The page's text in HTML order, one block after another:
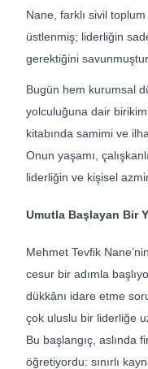
Nane, farklı sivil
üstlenmiş; liderliğin
gerektiğini savunmuştur.
Bugün hem kurumsal
yolculuğuna dair
kitabında samimi ve
Onun yaşamı,
liderliğin ve kişisel
Umutla Başlayan Bir
Mehmet Tevfik
cesur bir adımla
dükkânı idare etme
çok uluslu bir liderliğe
Bu başlangıç, aslında
öğretiyordu: sınırlı